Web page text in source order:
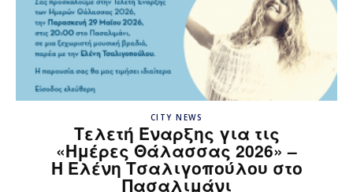
CITY NEWS
Τελετή Έναρξης για τις
«Ημέρες Θάλασσας 2026» –
H Ελένη Τσαλιγοπούλου στο
Πασαλιμάνι